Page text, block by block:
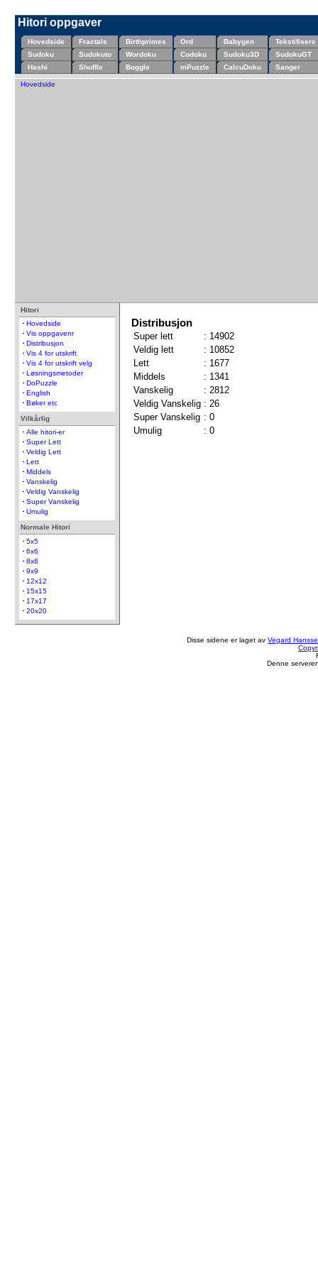
Hitori oppgaver
Hovedside Fractals Birthprimes Ord Babygen
Tekstifisere
Sudoku
Sudokuto Wordoku Codoku Sudoku3D
SudokuGT
Hashi
Shuffle Boggle mPuzzle CalcuDoku Sanger
Hovedside
Hitori
Hovedside
Vis oppgavenr
Distribusjon
Vis 4 for utskrift
Vis 4 for utskrift velg
Løsningsmetoder
DoPuzzle
English
Bøker etc
Vilkårlig
Alle hitori-er
Super Lett
Veldig Lett
Lett
Middels
Vanskelig
Veldig Vanskelig
Super Vanskelig
Umulig
Normale Hitori
5x5
6x6
8x8
9x9
12x12
15x15
17x17
20x20
Distribusjon
Super lett : 14902
Veldig lett
: 10852
Lett
: 1677
Middels
: 1341
Vanskelig
: 2812
Veldig Vanskelig : 26
Super Vanskelig : 0
Umulig
: 0
Disse sidene er laget av Vegard
Denne